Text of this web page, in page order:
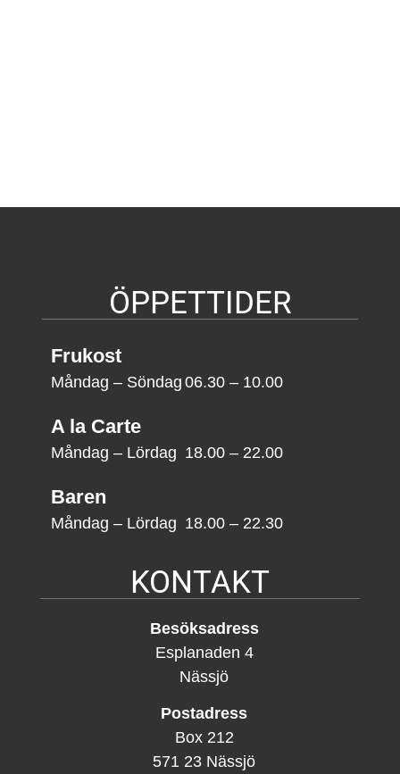
ÖPPETTIDER
Frukost
Måndag – Söndag 06.30 – 10.00
A la Carte
Måndag – Lördag 18.00 – 22.00
Baren
Måndag – Lördag 18.00 – 22.30
KONTAKT
Besöksadress
Esplanaden 4
Nässjö
Postadress
Box 212
571 23 Nässjö